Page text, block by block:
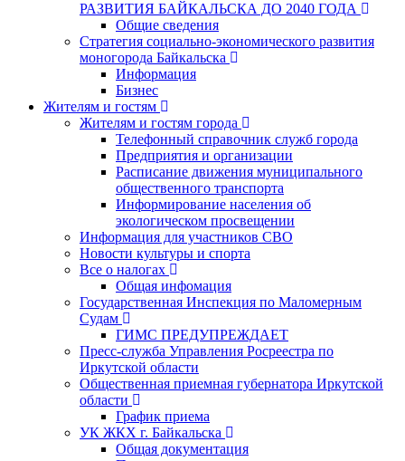
РАЗВИТИЯ БАЙКАЛЬСКА ДО 2040 ГОДА
Общие сведения
Стратегия социально-экономического развития
моногорода Байкальска
Информация
Бизнес
Жителям и гостям
Жителям и гостям города
Телефонный справочник служб города
Предприятия и организации
Расписание движения муниципального
общественного транспорта
Информирование населения об
экологическом просвещении
Информация для участников СВО
Новости культуры и спорта
Все о налогах
Общая инфомация
Государственная Инспекция по Маломерным
Судам
ГИМС ПРЕДУПРЕЖДАЕТ
Пресс-служба Управления Росреестра по
Иркутской области
Общественная приемная губернатора Иркутской
области
График приема
УК ЖКХ г. Байкальска
Общая документация